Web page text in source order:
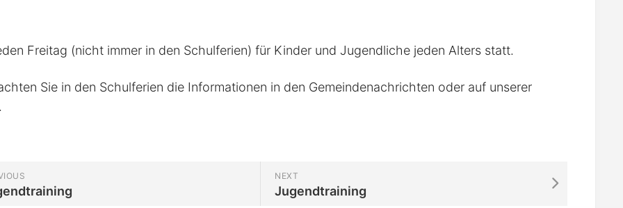
Freitag (nicht immer in den Schulferien) für Kinder und Jugendliche jeden Alters statt.
Sie in den Schulferien die Informationen in den Gemeindenachrichten oder auf unserer
NEXT
Jugendtraining